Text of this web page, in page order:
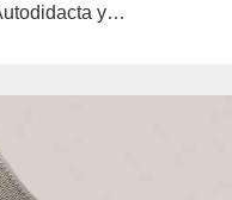
y…